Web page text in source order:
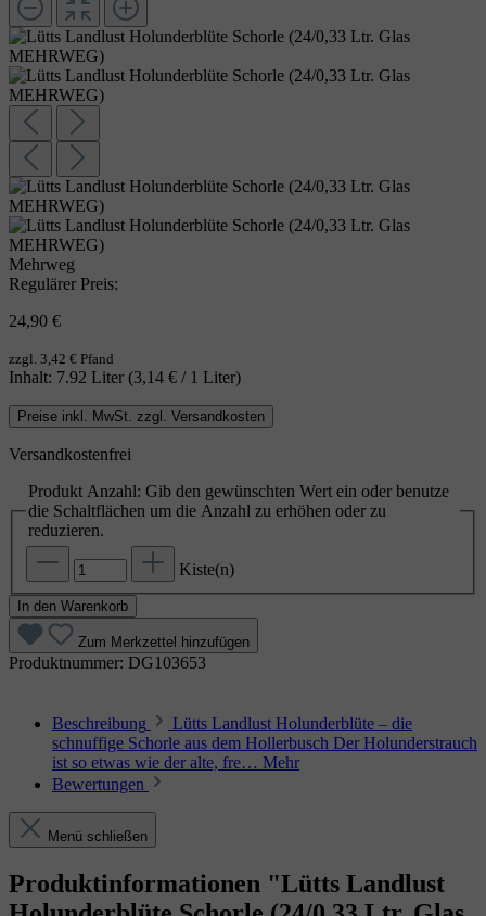
Mehrweg
Regulärer Preis:
24,90 €
zzgl. 3,42 € Pfand
Inhalt: 7.92 Liter (3,14 € / 1 Liter)
Preise inkl. MwSt. zzgl. Versandkosten
Versandkostenfrei
Produkt Anzahl: Gib den gewünschten Wert ein oder benutze
die Schaltflächen um die Anzahl zu erhöhen oder zu
reduzieren.
Kiste(n)
In den Warenkorb
Zum Merkzettel hinzufügen
Produktnummer: DG103653
Beschreibung
Lütts Landlust Holunderblüte – die
schnuffige Schorle aus dem Hollerbusch Der Holunderstrauch
ist so etwas wie der alte, fre… Mehr
Bewertungen
Menü schließen
Produktinformationen "Lütts Landlust